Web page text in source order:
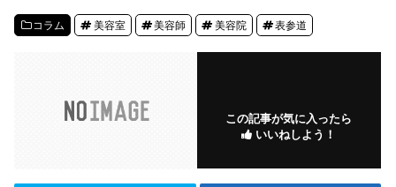
コラム 美容室 美容師 美容院 表参道
この記事が気に入ったら
いいねしよう！